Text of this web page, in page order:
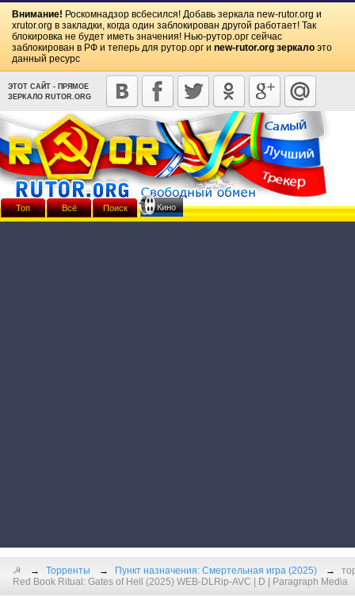
Внимание! Роскомнадзор всбесился! Добавь зеркала new-rutor.org и
xrutor.org в закладки, когда один заблокирован другой работает! Так
блокировка не будет иметь значения! Нью-рутор.орг сейчас
заблокирован в РФ и теперь для рутор.орг и new-rutor.org зеркало это
данный ресурс
ЭТОТ САЙТ - ПРЯМОЕ
ЗЕРКАЛО RUTOR.ORG
☭ Торренты Пункт назначения: Смертельная игра (2025)
Red Book Ritual: Gates of Hell (2025) WEB-DLRip-AVC | D | Paragraph Media